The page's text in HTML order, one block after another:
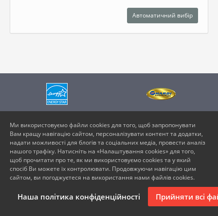
Автоматичний вибір
Vents Selector © Всі права захищені
Контакти Політика конфіденційності
Політика в сфері якості Налаштування куки
Ми використовуємо файли cookies для того, щоб запропонувати
Вам кращу навігацію сайтом, персоналізувати контент та додатки,
надати можливості для блогів та соціальних медіа, провести аналіз
нашого трафіку. Натисніть на «Налаштування cookies» для того,
щоб прочитати про те, як ми використовуємо cookies та у який
спосіб Ви можете їх контролювати. Продовжуючи навігацію цим
сайтом, ви погоджуєтеся на використання нами файлів cookies.
Наша політика конфіденційності Прийняти всі